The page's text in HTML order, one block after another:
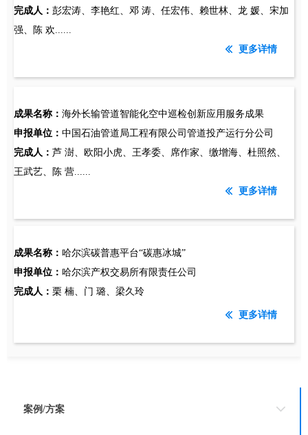
成果名称： 海外长输管道智能化空中巡检创新应用服务成果
申报单位： 中国石油管道局工程有限公司管道投产运行分公司
完成人： 芦 澍、欧阳小虎、王孝委、席作家、缴增海、杜照然、
王武艺、陈 营......
ꅃ 更多详情
完成人： 彭宏涛、李艳红、邓 涛、任宏伟、赖世林、龙 媛、宋加
强、陈 欢......
ꅃ 更多详情
成果名称： 哈尔滨碳普惠平台“碳惠冰城”
申报单位： 哈尔滨产权交易所有限责任公司
完成人： 栗 楠、门 璐、梁久玲
ꅃ 更多详情
案例/方案